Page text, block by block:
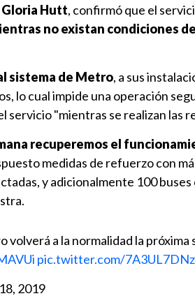
Gloria Hutt, confirmó que el
no existan condiciones
sistema de Metro, a sus
lo cual impide una operación
servicio "mientras se realizan las
recuperemos el
medidas de refuerzo con
y adicionalmente 100 buses
a la normalidad la próxima
pic.twitter.com/
2019